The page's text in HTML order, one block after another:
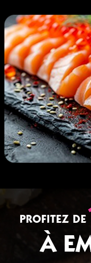
PROFITEZ DE
À